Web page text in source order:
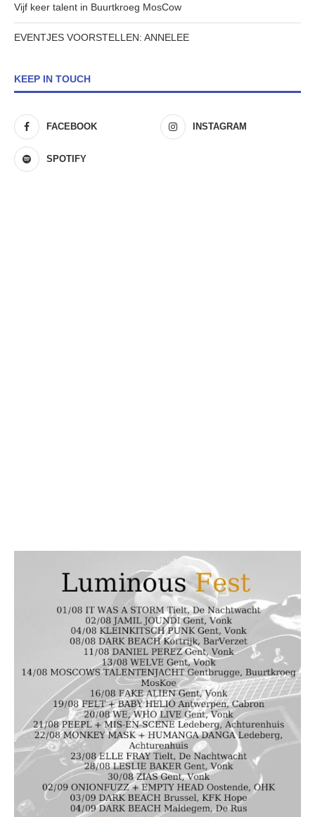
Vijf keer talent in Buurtkroeg MosCow
EVENTJES VOORSTELLEN: ANNELEE
KEEP IN TOUCH
FACEBOOK INSTAGRAM
SPOTIFY